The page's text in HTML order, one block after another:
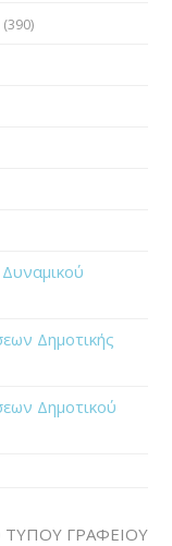
(390)
Δημοτικής
Δημοτικού
ΤΥΠΟΥ ΓΡΑΦΕΙΟΥ